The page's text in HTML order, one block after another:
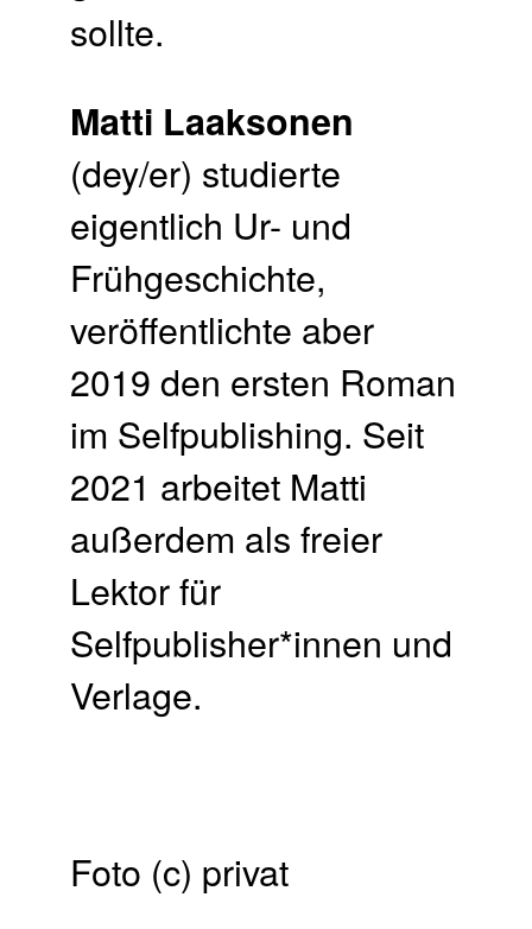
sollte.
Matti Laaksonen
(dey/er) studierte
eigentlich Ur- und
Frühgeschichte,
veröffentlichte aber
2019 den ersten Roman
im Selfpublishing. Seit
2021 arbeitet Matti
außerdem als freier
Lektor für
Selfpublisher*innen und
Verlage.
Foto (c) privat